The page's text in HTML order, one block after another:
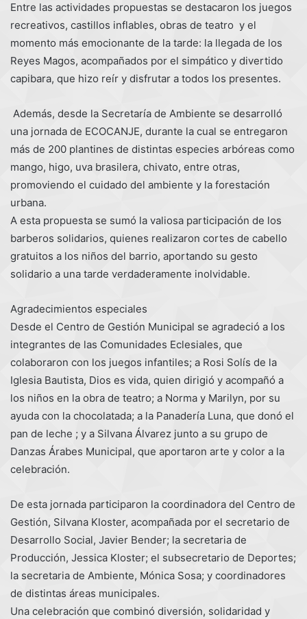
Entre las actividades propuestas se destacaron los juegos
recreativos, castillos inflables, obras de teatro y el
momento más emocionante de la tarde: la llegada de los
Reyes Magos, acompañados por el simpático y divertido
capibara, que hizo reír y disfrutar a todos los presentes.
Además, desde la Secretaría de Ambiente se desarrolló
una jornada de ECOCANJE, durante la cual se entregaron
más de 200 plantines de distintas especies arbóreas como
mango, higo, uva brasilera, chivato, entre otras,
promoviendo el cuidado del ambiente y la forestación
urbana.
A esta propuesta se sumó la valiosa participación de los
barberos solidarios, quienes realizaron cortes de cabello
gratuitos a los niños del barrio, aportando su gesto
solidario a una tarde verdaderamente inolvidable.
Agradecimientos especiales
Desde el Centro de Gestión Municipal se agradeció a los
integrantes de las Comunidades Eclesiales, que
colaboraron con los juegos infantiles; a Rosi Solís de la
Iglesia Bautista, Dios es vida, quien dirigió y acompañó a
los niños en la obra de teatro; a Norma y Marilyn, por su
ayuda con la chocolatada; a la Panadería Luna, que donó el
pan de leche ; y a Silvana Álvarez junto a su grupo de
Danzas Árabes Municipal, que aportaron arte y color a la
celebración.
De esta jornada participaron la coordinadora del Centro de
Gestión, Silvana Kloster, acompañada por el secretario de
Desarrollo Social, Javier Bender; la secretaria de
Producción, Jessica Kloster; el subsecretario de Deportes;
la secretaria de Ambiente, Mónica Sosa; y coordinadores
de distintas áreas municipales.
Una celebración que combinó diversión, solidaridad y